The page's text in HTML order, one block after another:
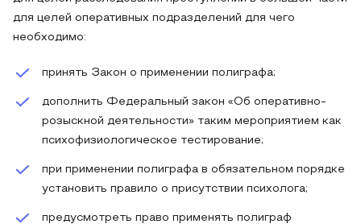
для целей оперативных подразделений для чего
необходимо:
принять Закон о применении полиграфа;
дополнить Федеральный закон «Об оперативно-
розыскной деятельности» таким мероприятием как
психофизиологическое тестирование;
при применении полиграфа в обязательном порядке
установить правило о присутствии психолога;
предусмотреть право применять полиграф